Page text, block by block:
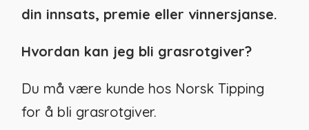
din innsats, premie eller vinnersjanse.
Hvordan kan jeg bli grasrotgiver?
Du må være kunde hos Norsk Tipping
for å bli grasrotgiver.